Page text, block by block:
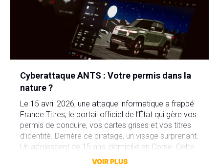
Cyberattaque ANTS : Votre permis dans la
nature ?
Le 15 avril 2026, une attaque informatique a frappé
France Titres, le portail officiel de l’État qui gère vos
permis de conduire, vos cartes grises et vos titres
d’identité. Derrière ce piratage, un visage surprenant.
Un adolescent de 15 ans, domicilié en Corse. Cette
attaque a compromis plus de 11,7 millions comptes
VOIR PLUS